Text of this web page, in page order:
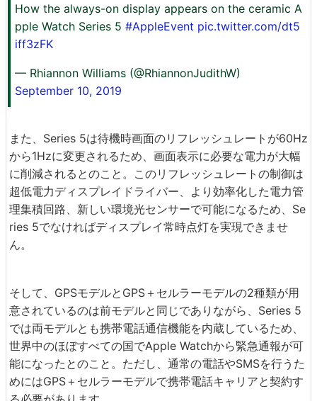
How the always-on display appears on the ceramic A
pple Watch Series 5 #AppleEvent pic.twitter.com/dt5
iff3zFK
— Rhiannon Williams (@RhiannonJudithW)
September 10, 2019
また、Series 5は待機時画面のリフレッシュレートが60Hz
から1Hzに変更されるため、画面表示に必要な電力が大幅
に削減されるとのこと。このリフレッシュレートの制御は
超低電力ディスプレイドライバー、より効率化した電力管
理集積回路、新しい環境光センサーで可能になるため、Se
ries 5でなければディスプレイ常時点灯を実現できませ
ん。
そして、GPSモデルとGPS＋セルラーモデルの2種類が用
意されているのは前モデルと同じでありながら、Series 5
では両モデルとも携帯電話通信機能を内蔵しているため、
世界中のほぼすべての国でApple Watchから緊急通報が可
能になったとのこと。ただし、通常の電話やSMSを行うた
めにはGPS＋セルラーモデルで携帯電話キャリアと契約す